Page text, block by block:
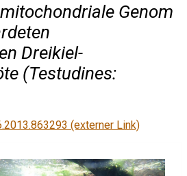
Genom
Dreikiel-
(Testudines:
(externer Link)